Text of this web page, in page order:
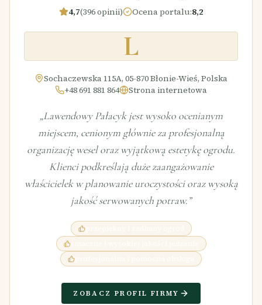
4,7(396 opinii) Ocena portalu:8,2
L
Sochaczewska 115A, 05-870 Błonie-Wieś, Polska
+48 691 881 864
Strona internetowa
„Lawendowy Pałacyk jest wysoko ocenianym
miejscem, cenionym głównie za profesjonalną
organizację wesel oraz wyjątkową estetykę ogrodu.
Klienci podkreślają duże zaangażowanie
właścicielek w planowanie uroczystości oraz wysoką
jakość serwowanych potraw.”
przepiękny i zadbany ogród
smaczne i wysokiej jakości jedzenie
ZOBACZ PROFIL FIRMY